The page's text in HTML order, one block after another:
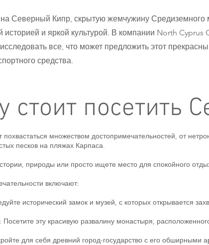
Северный Кипр, скрытую жемчужину Средиземного
историей и яркой культурой. В компании North
все, что может предложить этот
средства.
стоит посетить
множеством достопримечательностей, от
песков на пляжах Карпаса.
природы или просто ищете место для спокойного
включают:
исторический замок и музей, с которых открывается
эту красивую развалину монастыря,
для себя древний город-государство с его обширными